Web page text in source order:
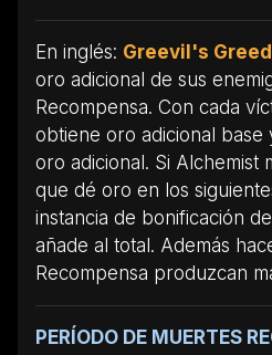
En inglés: Greevil's Greed
oro adicional de sus
Recompensa. Con cada
obtiene oro adicional base
oro adicional. Si Alchemist
que dé oro en los
instancia de bonificación
añade al total. Además
Recompensa produzcan
PERÍODO DE MUERTES